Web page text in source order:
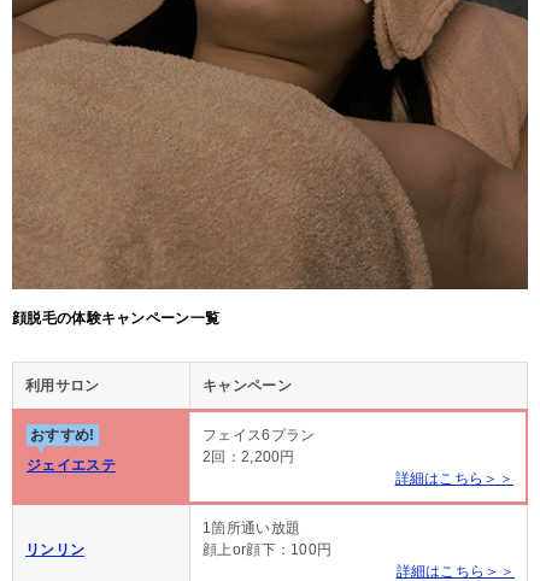
顔脱毛の体験キャンペーン一覧
利用サロン キャンペーン
おすすめ!
ジェイエステ
フェイス6プラン
2回：2,200円
詳細はこちら＞＞
リンリン
1箇所通い放題
顔上or顔下：100円
詳細はこちら＞＞